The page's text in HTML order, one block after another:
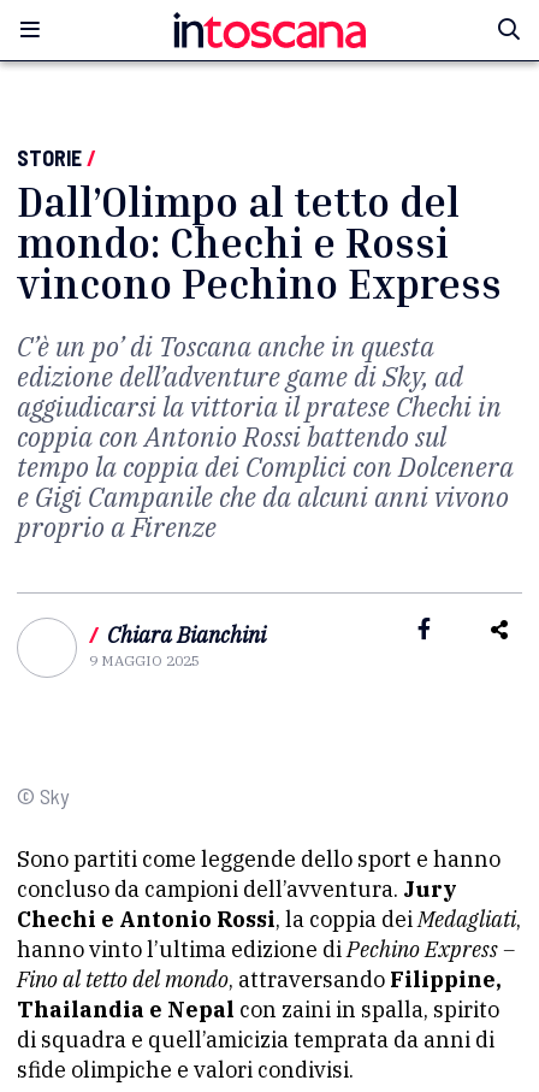
STORIE/
Dall’Olimpo al tetto del
mondo: Chechi e Rossi
vincono Pechino Express
C’è un po’ di Toscana anche in questa
edizione dell’adventure game di Sky, ad
aggiudicarsi la vittoria il pratese Chechi in
coppia con Antonio Rossi battendo sul
tempo la coppia dei Complici con Dolcenera
e Gigi Campanile che da alcuni anni vivono
proprio a Firenze
/ Chiara Bianchini
9 MAGGIO 2025
© Sky
Sono partiti come leggende dello sport e hanno
concluso da campioni dell’avventura. Jury
Chechi e Antonio Rossi, la coppia deiMedagliati,
hanno vinto l’ultima edizione diPechino Express –
Fino al tetto del mondo, attraversando Filippine,
Thailandia e Nepal con zaini in spalla, spirito
di squadra e quell’amicizia temprata da anni di
sfide olimpiche e valori condivisi.